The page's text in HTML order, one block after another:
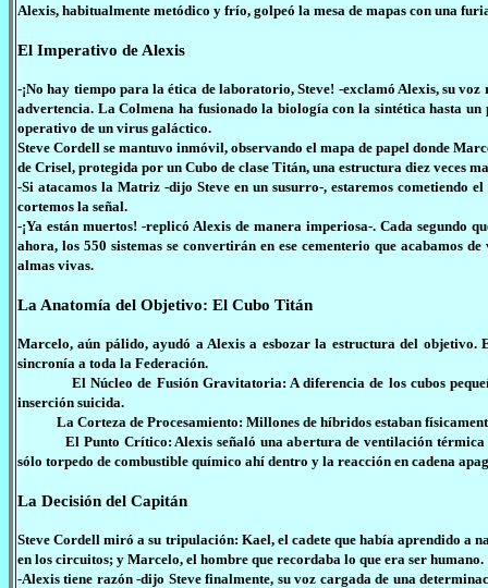
Alexis, habitualmente metódico y frío, golpeó la mesa de mapas con una
El Imperativo de Alexis
-¡No hay tiempo para la ética de laboratorio, Steve! -exclamó Alexis, su
advertencia. La Colmena ha fusionado la biología con la sintética hasta un
operativo de un virus galáctico.
Steve Cordell se mantuvo inmóvil, observando el mapa de papel donde
de Crisel, protegida por un Cubo de clase Titán, una estructura diez veces
-Si atacamos la Matriz -dijo Steve en un susurro-, estaremos cometiendo
cortemos la señal.
-¡Ya están muertos! -replicó Alexis de manera imperiosa-. Cada segundo
ahora, los 550 sistemas se convertirán en ese cementerio que acabamos
almas vivas.
La Anatomía del Objetivo: El Cubo Titán
Marcelo, aún pálido, ayudó a Alexis a esbozar la estructura del
sincronía a toda la Federación.
El Núcleo de Fusión Gravitatoria: A diferencia de los cubos
inserción suicida.
La Corteza de Procesamiento: Millones de híbridos estaban
El Punto Crítico: Alexis señaló una abertura de ventilación térmica
sólo torpedo de combustible químico ahí dentro y la reacción en cadena
La Decisión del Capitán
Steve Cordell miró a su tripulación: Kael, el cadete que había aprendido a
en los circuitos; y Marcelo, el hombre que recordaba lo que era ser humano.
-Alexis tiene razón -dijo Steve finalmente, su voz cargada de una